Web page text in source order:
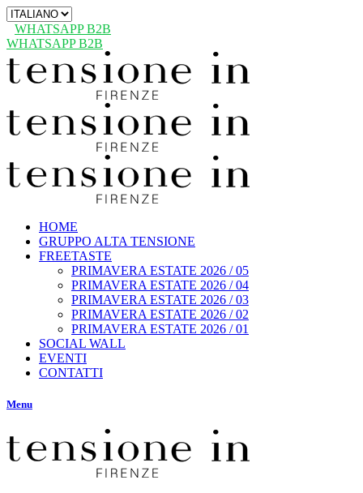
Scegli
una
lingua
WHATSAPP B2B
WHATSAPP B2B
HOME
GRUPPO ALTA TENSIONE
FREETASTE
PRIMAVERA ESTATE 2026 / 05
PRIMAVERA ESTATE 2026 / 04
PRIMAVERA ESTATE 2026 / 03
PRIMAVERA ESTATE 2026 / 02
PRIMAVERA ESTATE 2026 / 01
SOCIAL WALL
EVENTI
CONTATTI
Menu